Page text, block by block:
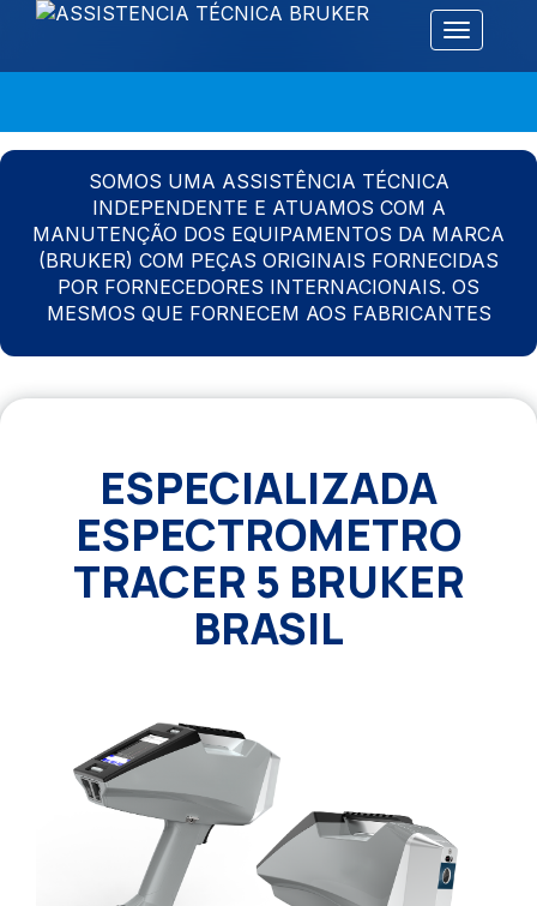
Alternar
SOMOS UMA ASSISTÊNCIA TÉCNICA
INDEPENDENTE E ATUAMOS COM A
MANUTENÇÃO DOS EQUIPAMENTOS DA MARCA
(BRUKER) COM PEÇAS ORIGINAIS FORNECIDAS
POR FORNECEDORES INTERNACIONAIS. OS
MESMOS QUE FORNECEM AOS FABRICANTES
ESPECIALIZADA
ESPECTROMETRO
TRACER 5 BRUKER
BRASIL